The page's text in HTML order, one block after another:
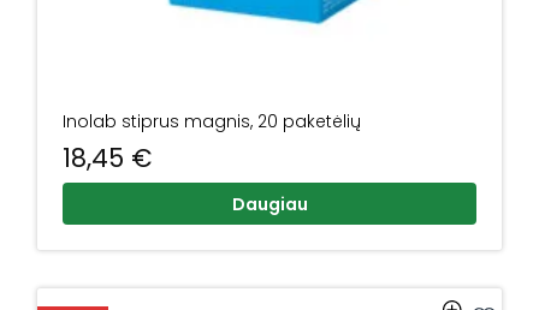
Inolab stiprus magnis, 20 paketėlių
18,45 €
Daugiau